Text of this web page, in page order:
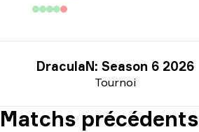
Tournoi
DraculaN: Season 6 2026
Matchs précédents